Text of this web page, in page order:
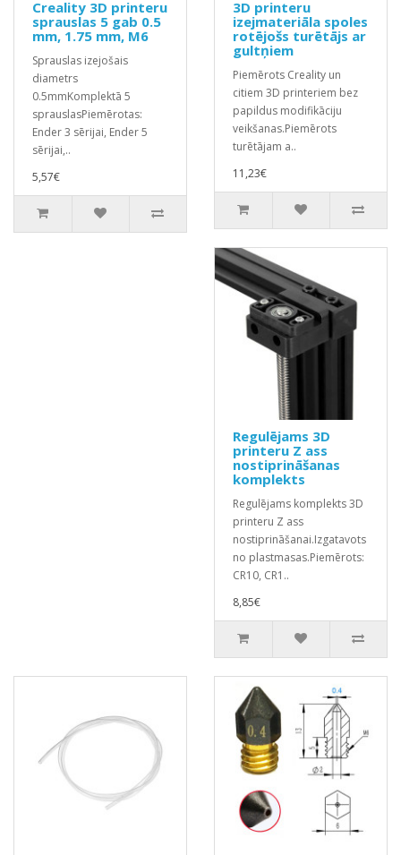
Creality 3D printeru
sprauslas 5 gab 0.5
mm, 1.75 mm, M6
Sprauslas izejošais
diametrs
0.5mmKomplektā 5
sprauslasPiemērotas:
Ender 3 sērijai, Ender 5
sērijai,..
5,57€
3D printeru
izejmateriāla spoles
rotējošs turētājs ar
gultņiem
Piemērots Creality un
citiem 3D printeriem bez
papildus modifikāciju
veikšanas.Piemērots
turētājam a..
11,23€
Regulējams 3D
printeru Z ass
nostiprināšanas
komplekts
Regulējams komplekts 3D
printeru Z ass
nostiprināšanai.Izgatavots
no plastmasas.Piemērots:
CR10, CR1..
8,85€